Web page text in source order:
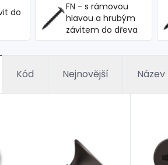
do
FN - s rámovou
hlavou a hrubým
závitem do dřeva
Kód Nejnovější Název